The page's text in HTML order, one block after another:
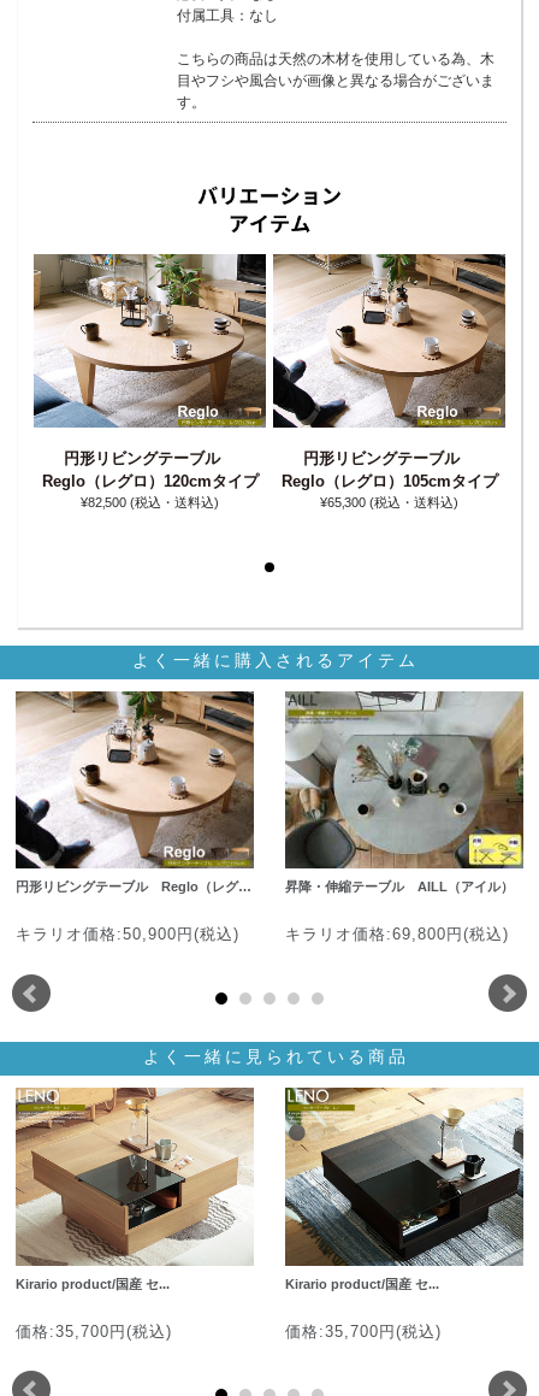
付属工具：なし
こちらの商品は天然の木材を使用している為、木
目やフシや風合いが画像と異なる場合がございま
す。
円形リビングテーブル
Reglo（レグロ）120cmタイプ
¥82‚500 (税込・送料込)
円形リビングテーブル
Reglo（レグロ）105cmタイプ
¥65‚300 (税込・送料込)
よく一緒に購入されるアイテム
円形リビングテーブル Reglo（レグ…
キラリオ価格:50,900円(税込)
昇降・伸縮テーブル AILL（アイル）
キラリオ価格:69,800円(税込)
よく一緒に見られている商品
Kirario product/国産 セ...
価格:35,700円(税込)
Kirario product/国産 セ...
価格:35,700円(税込)